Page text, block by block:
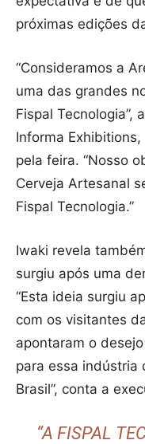
próximas edições
“Consideramos a
uma das grandes
Fispal Tecnologia”,
Informa
pela feira. “Nosso
Cerveja Artesanal
Fispal Tecnologia.”
Iwaki revela
surgiu após uma
“Esta ideia surgiu
com os visitantes
apontaram o
para essa indústria
Brasil”, conta a
“A FISPAL